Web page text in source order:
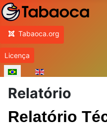
Tabaoca.org
Licença
Selecione seu Idioma
Relatório
Relatório